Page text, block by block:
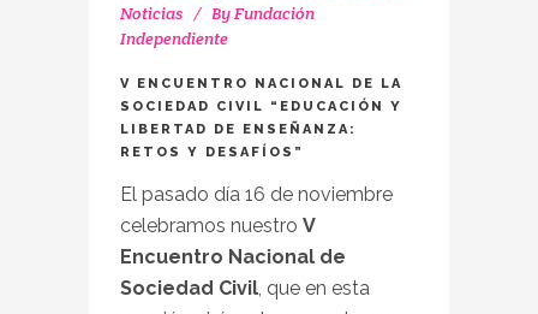
Noticias
ByFundación
Independiente
V ENCUENTRO NACIONAL DE LA
SOCIEDAD CIVIL “EDUCACIÓN Y
LIBERTAD DE ENSEÑANZA:
RETOS Y DESAFÍOS”
El pasado día 16 de noviembre
celebramos nuestro V
Encuentro Nacional de
Sociedad Civil, que en esta